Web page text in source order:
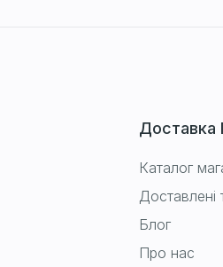
Доставка
Каталог
Доставлені
Блог
Про нас